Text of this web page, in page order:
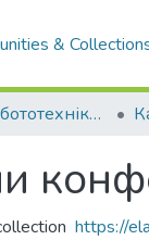
&
Факультет робототехніки та приладобудування (ФРП)
https://